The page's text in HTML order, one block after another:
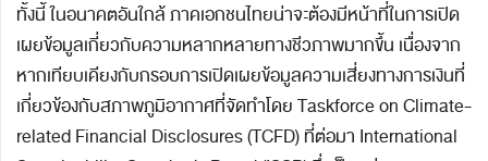
ทั้งนี้ ในอนาคตอันใกล้ ภาคเอกชนไทยน่าจะต้องมีหน้าที่ในการเปิด
เผยข้อมูลเกี่ยวกับความหลากหลายทางชีวภาพมากขึ้น เนื่องจาก
หากเทียบเคียงกับกรอบการเปิดเผยข้อมูลความเสี่ยงทางการเงินที่
เกี่ยวข้องกับสภาพภูมิอากาศที่จัดทำโดย Taskforce on Climate-
related Financial Disclosures (TCFD) ที่ต่อมา International